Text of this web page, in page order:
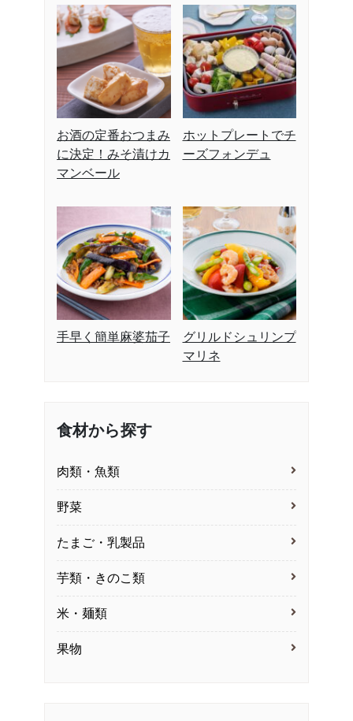
お酒の定番おつまみ
に決定！みそ漬けカ
マンベール️
ホットプレートでチ
ーズフォンデュ
手早く簡単麻婆茄子
グリルドシュリンプ
マリネ
食材から探す
肉類・魚類
野菜
たまご・乳製品
芋類・きのこ類
米・麺類
果物